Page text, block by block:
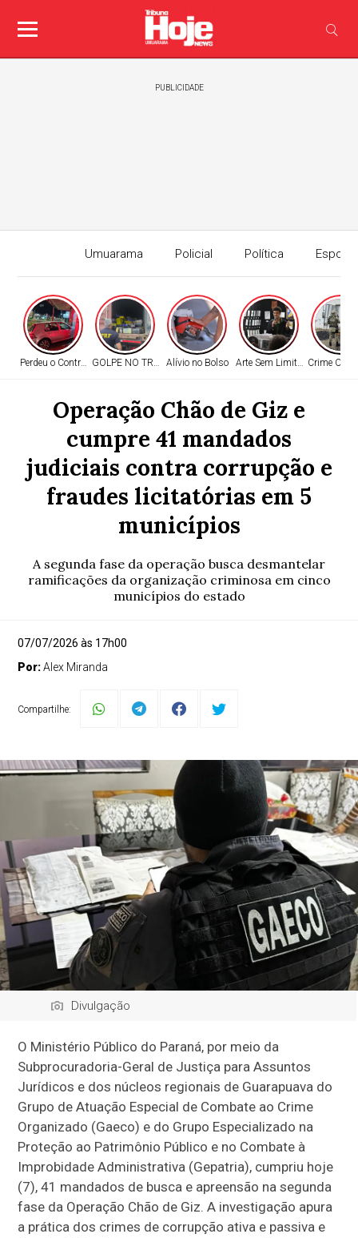
PUBLICIDADE
Umuarama Policial Política
Edição
Perdeu o Controle GOLPE NO TRÁFICOAlívio no Bolso Arte Sem Limites Crime
Operação Chão de Giz e
cumpre 41 mandados
judiciais contra corrupção e
fraudes licitatórias em 5
municípios
A segunda fase da operação busca desmantelar
ramificações da organização criminosa em cinco
municípios do estado
07/07/2026 às 17h00
Por:Alex Miranda
Compartilhe:
Divulgação
O Ministério Público do Paraná, por meio da
Subprocuradoria-Geral de Justiça para Assuntos
Jurídicos e dos núcleos regionais de Guarapuava do
Grupo de Atuação Especial de Combate ao Crime
Organizado (Gaeco) e do Grupo Especializado na
Proteção ao Patrimônio Público e no Combate à
Improbidade Administrativa (Gepatria), cumpriu hoje
(7), 41 mandados de busca e apreensão na segunda
fase da Operação Chão de Giz. A investigação apura
a prática dos crimes de corrupção ativa e passiva e